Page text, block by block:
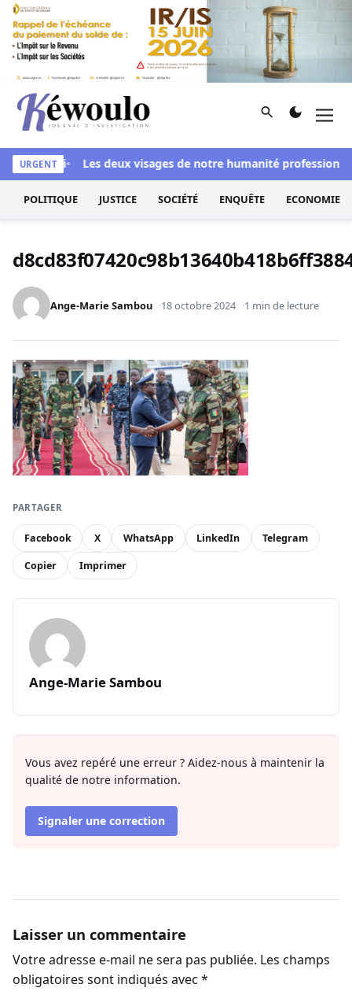
Aller au contenu
Kéwoulo, le premier site d'information et d'investigation
Rechercher
URGENT
blanchi Les deux visages de notre humanité
POLITIQUE JUSTICE SOCIÉTÉ ENQUÊTE ECONOMIE
Ange-Marie Sambou 18 octobre 2024 1 min de lecture
PARTAGER
Facebook X WhatsApp LinkedIn Telegram
Copier Imprimer
Ange-Marie Sambou
Vous avez repéré une erreur ? Aidez-nous à maintenir la
qualité de notre information.
Signaler une correction
Laisser un commentaire
Votre adresse e-mail ne sera pas publiée. Les champs
obligatoires sont indiqués avec *